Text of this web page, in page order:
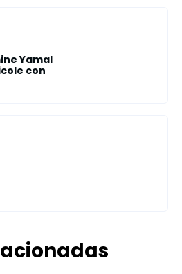
Yamal
con